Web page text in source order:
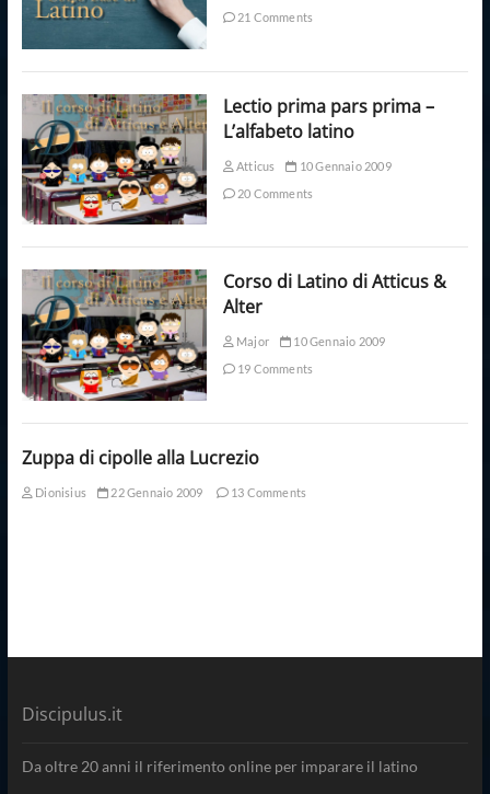
21 Comments
Lectio prima pars prima –
L’alfabeto latino
Atticus
10 Gennaio 2009
20 Comments
Corso di Latino di Atticus &
Alter
Major
10 Gennaio 2009
19 Comments
Zuppa di cipolle alla Lucrezio
Dionisius 22 Gennaio 2009 13 Comments
Discipulus.it
Da oltre 20 anni il riferimento online per imparare il latino